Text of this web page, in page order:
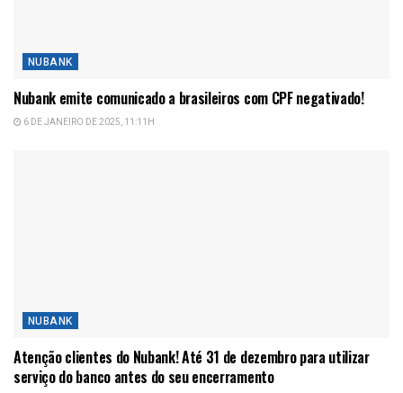
NUBANK
Nubank emite comunicado a brasileiros com CPF negativado!
6 DE JANEIRO DE 2025, 11:11H
NUBANK
Atenção clientes do Nubank! Até 31 de dezembro para utilizar
serviço do banco antes do seu encerramento